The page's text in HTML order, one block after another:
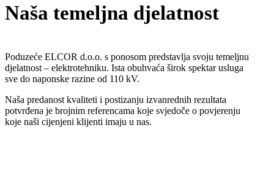
Naša temeljna djelatnost
Poduzeće ELCOR d.o.o. s ponosom predstavlja svoju temeljnu
djelatnost – elektrotehniku. Ista obuhvaća širok spektar usluga
sve do naponske razine od 110 kV.
Naša predanost kvaliteti i postizanju izvanrednih rezultata
potvrđena je brojnim referencama koje svjedoče o povjerenju
koje naši cijenjeni klijenti imaju u nas.